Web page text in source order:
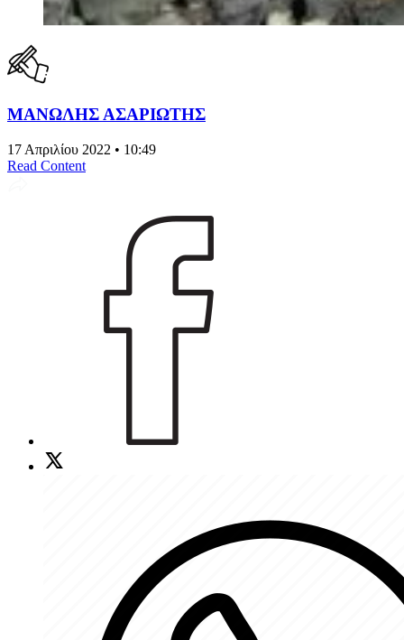
ΜΑΝΩΛΗΣ ΑΣΑΡΙΩΤΗΣ
17 Απριλίου 2022 • 10:49
Read Content